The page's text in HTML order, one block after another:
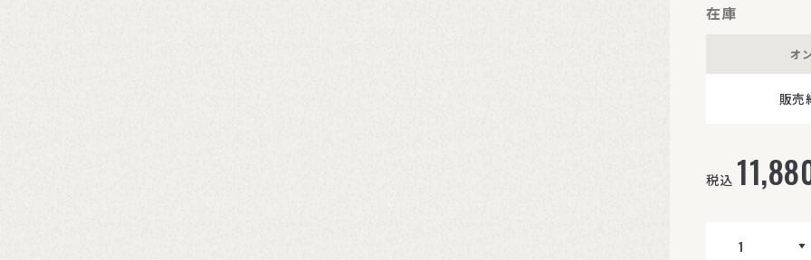
在庫
オ
販売
税込